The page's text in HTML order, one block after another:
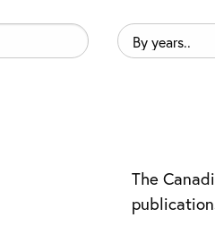
By
years..
The